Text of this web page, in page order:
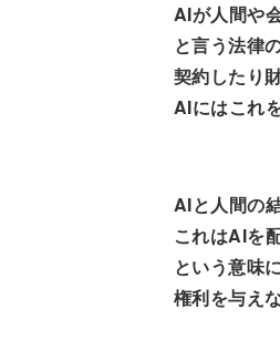
AIが人間や
と言う法律
契約したり
AIにはこれ
AIと人間の
これはAIを
という意味
権利を与え